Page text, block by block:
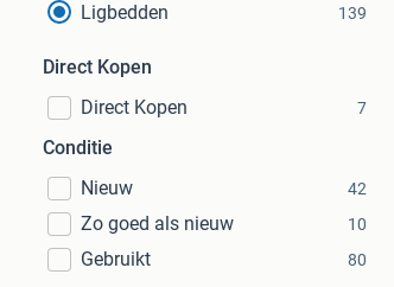
Ligbedden
139
Direct Kopen
Direct Kopen
7
Conditie
Nieuw
42
Zo goed als nieuw 10
Gebruikt 80